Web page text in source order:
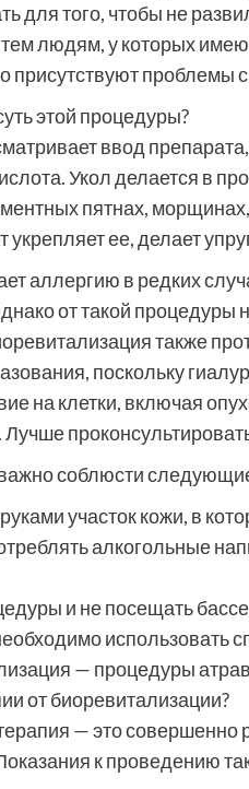
для того, чтобы не
людям, у которых
присутствуют проблемы
этой процедуры?
ввод
Укол делается в
пятнах,
ее, делает
аллергию в редких
от такой
также
поскольку
на клетки, включая
соблюсти
руками участок кожи, в
алкогольные
и не посещать
использовать
— процедуры
от биоревитализации?
— это
к проведению